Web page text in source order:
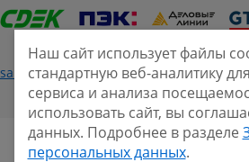
sale@smarine.shop 2026Нашли ошибку?
Наш сайт использует файлы
стандартную веб-аналитику
сервиса и анализа
использовать сайт, вы
данных. Подробнее в разделе
персональных данных.